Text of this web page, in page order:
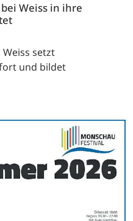
Weiss in ihre
Weiss setzt
und bildet